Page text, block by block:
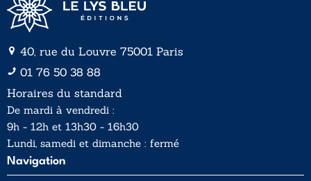
40, rue du Louvre 75001 Paris
01 76 50 38 88
Horaires du standard
De mardi à vendredi :
9h - 12h et 13h30 - 16h30
Lundi, samedi et dimanche : fermé
Navigation